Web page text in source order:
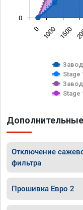
0 1000 1500
0
Отключение
фильтра
Прошивка Евро 2